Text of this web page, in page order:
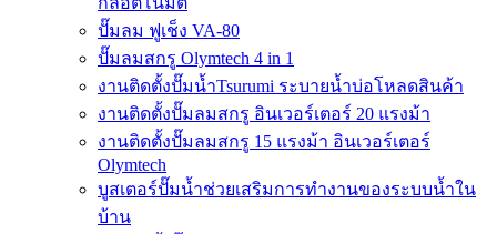
ปั๊มลม ฟูเช็ง VA-80
ปั๊มลมสกรู Olymtech 4 in 1
งานติดตั้งปั๊มน้ำTsurumi ระบายน้ำบ่อโหลดสินค้า
งานติดตั้งปั๊มลมสกรู อินเวอร์เตอร์ 20 แรงม้า
งานติดตั้งปั๊มลมสกรู 15 แรงม้า อินเวอร์เตอร์
Olymtech
บูสเตอร์ปั๊มน้ำช่วยเสริมการทำงานของระบบน้ำใน
บ้าน